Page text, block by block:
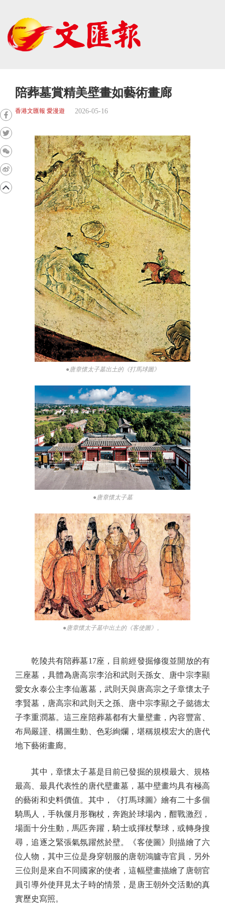
陪葬墓賞精美壁畫如藝術畫廊
香港文匯報 愛漫遊 2026-05-16
●唐章懷太子墓出土的《打馬球圖》
●唐章懷太子墓
●唐章懷太子墓中出土的《客使圖》。
乾陵共有陪葬墓17座，目前經發掘修復並開放的有
三座墓，具體為唐高宗李治和武則天孫女、唐中宗李顯
愛女永泰公主李仙蕙墓，武則天與唐高宗之子章懷太子
李賢墓，唐高宗和武則天之孫、唐中宗李顯之子懿德太
子李重潤墓。這三座陪葬墓都有大量壁畫，內容豐富、
布局嚴謹、構圖生動、色彩絢爛，堪稱規模宏大的唐代
地下藝術畫廊。
其中，章懷太子墓是目前已發掘的規模最大、規格
最高、最具代表性的唐代壁畫墓，墓中壁畫均具有極高
的藝術和史料價值。其中，《打馬球圖》繪有二十多個
騎馬人，手執偃月形鞠杖，奔跑於球場內，酣戰激烈，
場面十分生動，馬匹奔躍，騎士或揮杖擊球，或轉身搜
尋，追逐之緊張氣氛躍然於壁。《客使圖》則描繪了六
位人物，其中三位是身穿朝服的唐朝鴻臚寺官員，另外
三位則是來自不同國家的使者，這幅壁畫描繪了唐朝官
員引導外使拜見太子時的情景，是唐王朝外交活動的真
實歷史寫照。